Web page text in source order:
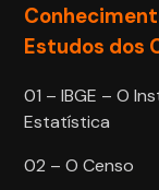
Estudos dos
01 – IBGE – O
Estatística
02 – O Censo